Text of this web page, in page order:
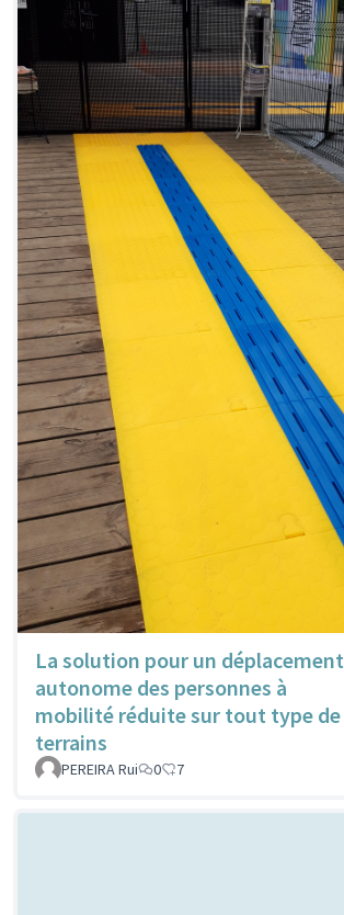
La solution pour un déplacement
autonome des personnes à
mobilité réduite sur tout type de
terrains
PEREIRA Rui 0 7